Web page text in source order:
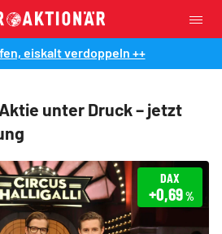
eiskalt verdoppeln ++
unter Druck – jetzt
DAX
+0,69%